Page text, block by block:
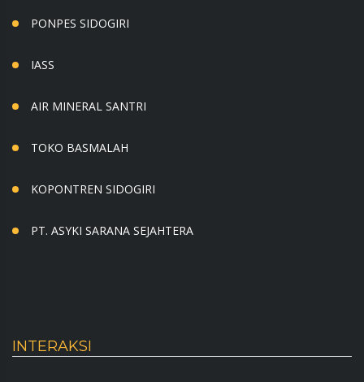
PONPES SIDOGIRI
IASS
AIR MINERAL SANTRI
TOKO BASMALAH
KOPONTREN SIDOGIRI
PT. ASYKI SARANA SEJAHTERA
INTERAKSI